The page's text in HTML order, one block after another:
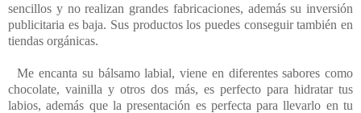
sencillos y no realizan grandes fabricaciones, además su inversión
publicitaria es baja. Sus productos los puedes conseguir también en
tiendas orgánicas.
Me encanta su bálsamo labial, viene en diferentes sabores como
chocolate, vainilla y otros dos más, es perfecto para hidratar tus
labios, además que la presentación es perfecta para llevarlo en tu